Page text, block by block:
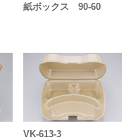
紙ボックス 90-60
VK-613-3